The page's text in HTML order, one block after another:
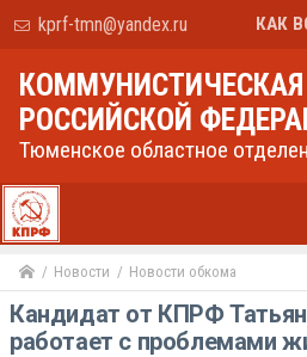
kprf-tmn@yandex.ru КАК
РОССИЙСКОЙ
Тюменское областное
Новости Новости обкома
Кандидат от КПРФ
работает с проблемами